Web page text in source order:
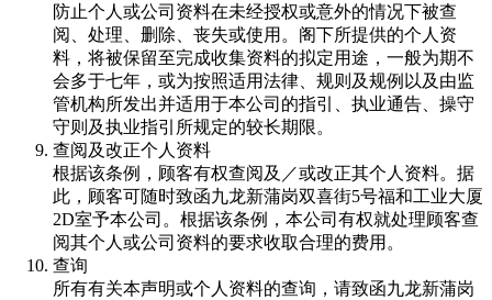
防止个人或公司资料在未经授权或意外的情况下被查
阅、处理、删除、丧失或使用。阁下所提供的个人资
料，将被保留至完成收集资料的拟定用途，一般为期不
会多于七年，或为按照适用法律、规则及规例以及由监
管机构所发出并适用于本公司的指引、执业通告、操守
守则及执业指引所规定的较长期限。
查阅及改正个人资料
根据该条例，顾客有权查阅及／或改正其个人资料。据
此，顾客可随时致函九龙新蒲岗双喜街5号福和工业大厦
2D室予本公司。根据该条例，本公司有权就处理顾客查
阅其个人或公司资料的要求收取合理的费用。
查询
所有有关本声明或个人资料的查询，请致函九龙新蒲岗